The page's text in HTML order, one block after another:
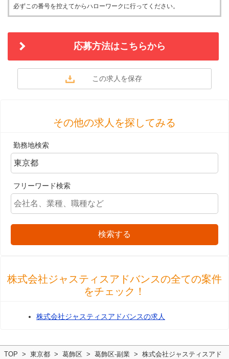
必ずこの番号を控えてからハローワークに行ってください。
応募方法はこちらから
その他の求人を探してみる
勤務地検索
フリーワード検索
検索する
株式会社ジャスティスアドバンスの全ての案件
をチェック！
株式会社ジャスティスアドバンスの求人
TOP 東京都 葛飾区 葛飾区-副業 株式会社ジャスティスアド